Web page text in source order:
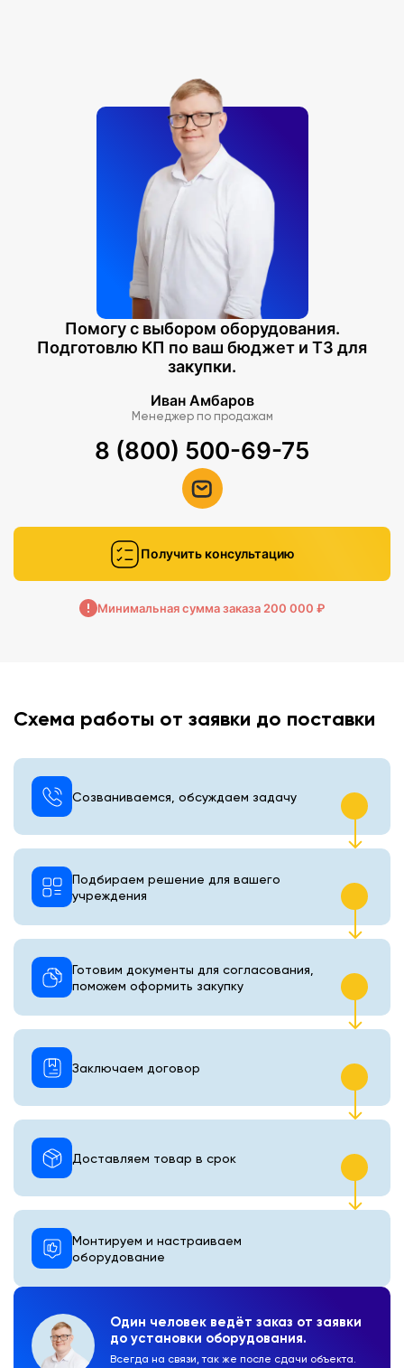
Помогу с выбором оборудования.
Подготовлю КП по ваш бюджет и ТЗ для
закупки.
Иван Амбаров
Менеджер по продажам
8 (800) 500-69-75
Получить консультацию
Минимальная сумма заказа 200 000 ₽
Схема работы от заявки до поставки
Один человек ведёт заказ от заявки
до установки оборудования.
Всегда на связи, так же после сдачи объекта.
Созваниваемся, обсуждаем задачу
Подбираем решение для вашего
учреждения
Готовим документы для согласования,
поможем оформить закупку
Монтируем и настраиваем
оборудование
Доставляем товар в срок
Заключаем договор